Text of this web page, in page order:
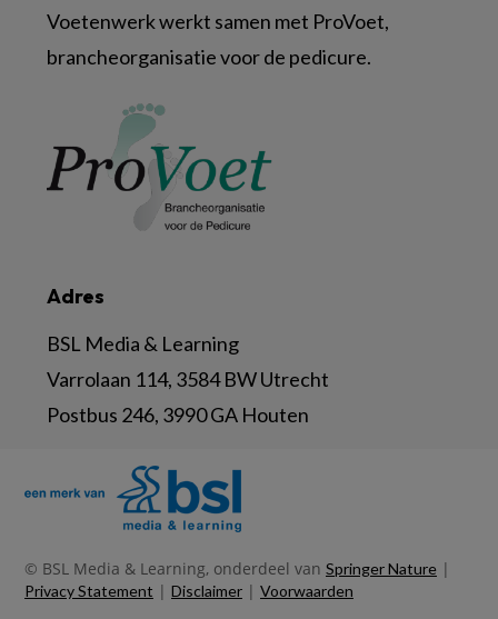
Adres
BSL Media & Learning
Varrolaan 114, 3584 BW Utrecht
Postbus 246, 3990 GA Houten
Voetenwerk werkt samen met ProVoet,
brancheorganisatie voor de pedicure.
© BSL Media & Learning, onderdeel van Springer Nature |
Privacy Statement | Disclaimer | Voorwaarden